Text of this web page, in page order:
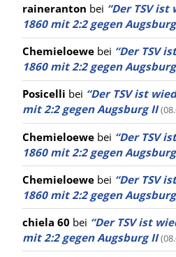
raineranton bei “Der TSV ist
1860 mit 2:2 gegen
Chemieloewe bei “Der TSV
1860 mit 2:2 gegen
Posicelli bei “Der TSV ist
mit 2:2 gegen Augsburg II
Chemieloewe bei “Der TSV
1860 mit 2:2 gegen
Chemieloewe bei “Der TSV
1860 mit 2:2 gegen
chiela 60 bei “Der TSV ist
mit 2:2 gegen Augsburg II